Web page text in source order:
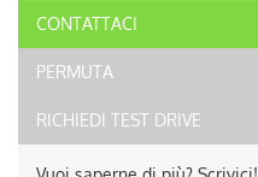
CONTATTACI
PERMUTA
RICHIEDI TEST DRIVE